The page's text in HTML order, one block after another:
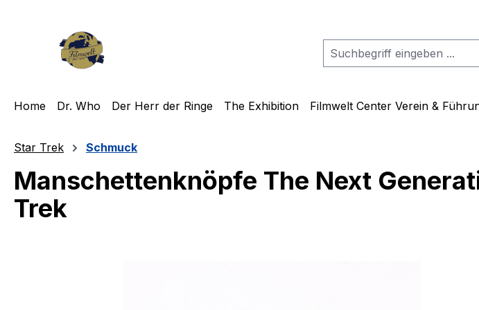
Home Dr. Who Der Herr der Ringe The Exhibition Filmwelt Center Verein &
Star Trek Schmuck
Manschettenknöpfe The Next
Trek